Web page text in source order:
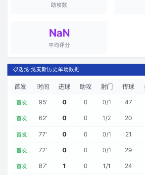
助攻数
NaN
平均评分
📋迭戈·戈麦斯历史单场数据
首发 时间 进球 助攻 射门 传球
首发 95' 0 0 0/1 47
首发 62' 0 0 1/2 20
首发 77' 0 0 0/1 21
首发 72' 0 0 0/1 29
首发 87' 1 0 1/1 24